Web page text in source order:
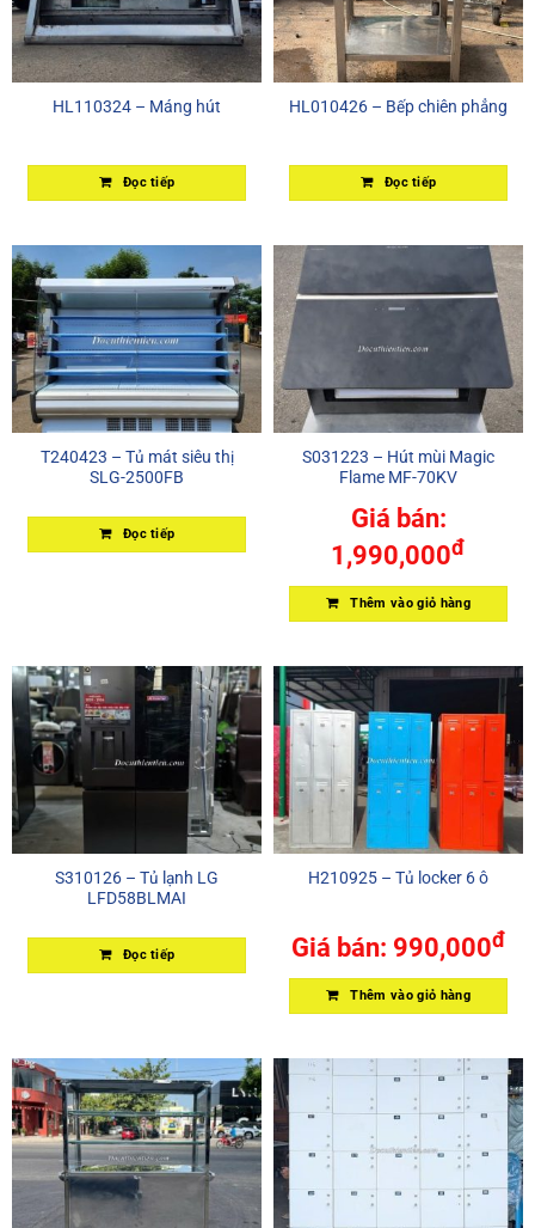
HL110324 – Máng hút
Đọc tiếp
HL010426 – Bếp chiên phẳng
Đọc tiếp
T240423 – Tủ mát siêu thị
SLG-2500FB
Đọc tiếp
S031223 – Hút mùi Magic
Flame MF-70KV
Giá bán:
1,990,000đ
Thêm vào giỏ hàng
S310126 – Tủ lạnh LG
LFD58BLMAI
Đọc tiếp
H210925 – Tủ locker 6 ô
Giá bán: 990,000đ
Thêm vào giỏ hàng